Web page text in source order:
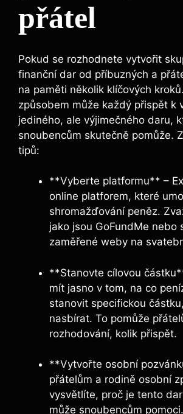
přátel
Pokud se rozhodnete vytvořit
finanční dar od příbuzných a
na paměti několik klíčových
způsobem může každý přispět k
jediného, ale výjimečného daru,
snoubencům skutečně pomůže.
tipů:
**Vyberte platformu** –
online platforem, které
shromažďování peněz.
jako jsou GoFundMe nebo
zaměřené weby na
**Stanovte cílovou
mít jasno v tom, na co
stanovit specifickou
nasbírat. To pomůže
rozhodování, kolik přispět.
**Vytvořte osobní
přátelům a rodině osobní
vysvětlíte, proč je tento
může snoubencům pomoci.